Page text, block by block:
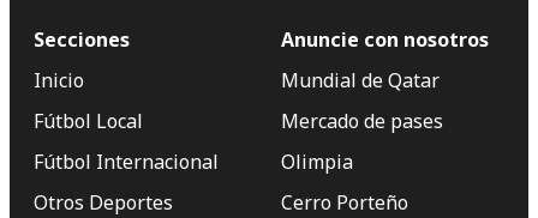
Secciones
Inicio
Fútbol Local
Fútbol Internacional
Otros Deportes
Anuncie con nosotros
Mundial de Qatar
Mercado de pases
Olimpia
Cerro Porteño